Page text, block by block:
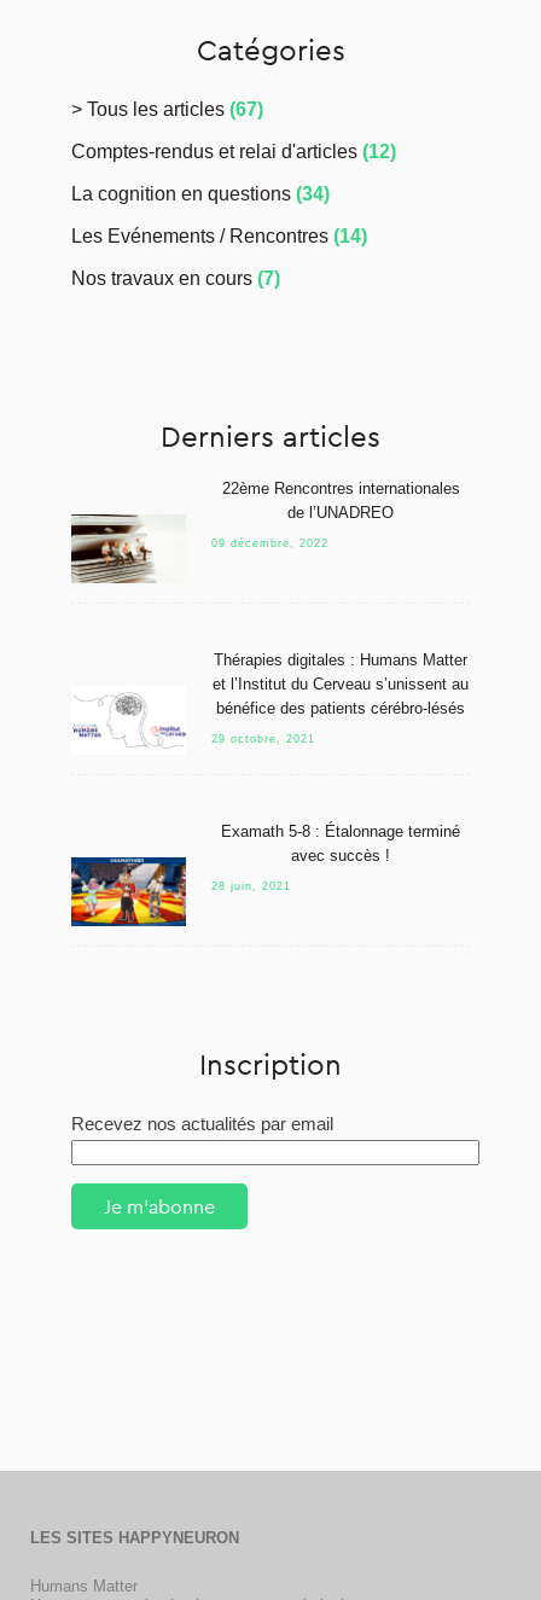
Catégories
> Tous les articles (67)
Comptes-rendus et relai d'articles (12)
La cognition en questions (34)
Les Evénements / Rencontres (14)
Nos travaux en cours (7)
Derniers articles
22ème Rencontres internationales
de l’UNADREO
09 décembre, 2022
Thérapies digitales : Humans Matter
et l’Institut du Cerveau s’unissent au
bénéfice des patients cérébro-lésés
29 octobre, 2021
Examath 5-8 : Étalonnage terminé
avec succès !
28 juin, 2021
Inscription
Recevez nos actualités par email
Je m'abonne
LES SITES HAPPYNEURON
Humans Matter